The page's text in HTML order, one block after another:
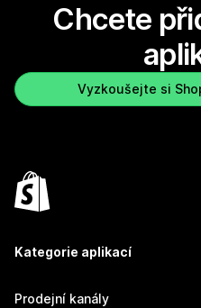
Chcete
Vyzkoušejte si
Kategorie aplikací
Prodejní kanály